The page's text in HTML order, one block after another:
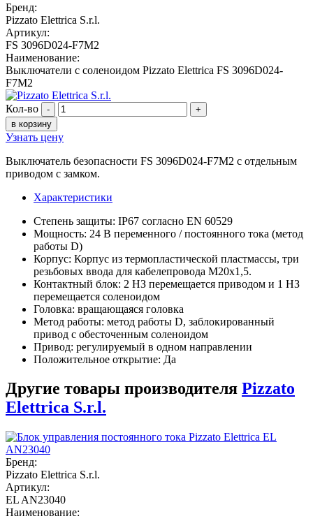
Бренд:
Pizzato Elettrica S.r.l.
Артикул:
FS 3096D024-F7M2
Наименование:
Выключатели с соленоидом Pizzato Elettrica FS 3096D024-
F7M2
Кол-во -
+
в корзину
Узнать цену
Выключатель безопасности FS 3096D024-F7M2 с отдельным
приводом с замком.
Характеристики
Степень защиты: IP67 согласно EN 60529
Мощность: 24 В переменного / постоянного тока (метод
работы D)
Корпус: Корпус из термопластической пластмассы, три
резьбовых ввода для кабелепровода M20x1,5.
Контактный блок: 2 НЗ перемещается приводом и 1 НЗ
перемещается соленоидом
Головка: вращающаяся головка
Метод работы: метод работы D, заблокированный
привод с обесточенным соленоидом
Привод: регулируемый в одном направлении
Положительное открытие: Да
Другие товары производителя Pizzato
Elettrica S.r.l.
Бренд:
Pizzato Elettrica S.r.l.
Артикул:
EL AN23040
Наименование: